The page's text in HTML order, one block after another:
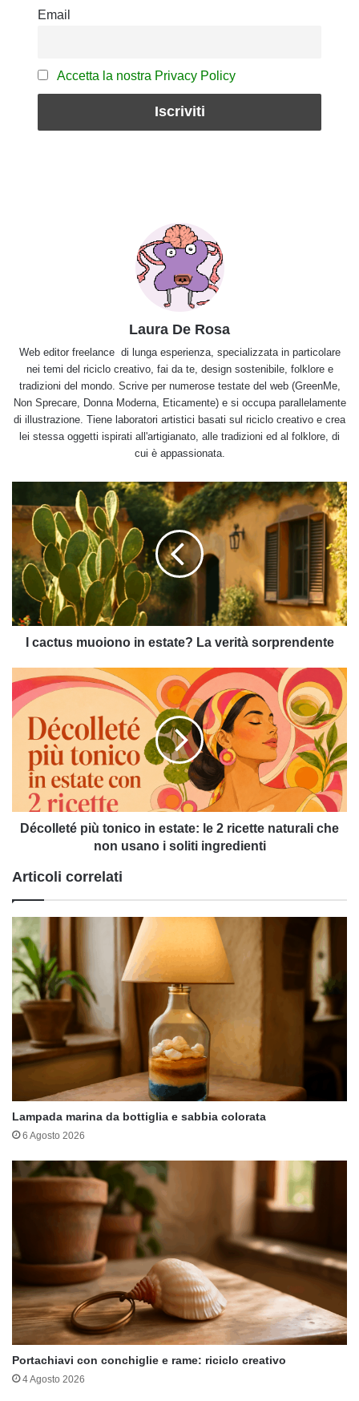
Email
Accetta la nostra Privacy Policy
Laura De Rosa
Web editor freelance di lunga esperienza, specializzata in particolare
nei temi del riciclo creativo, fai da te, design sostenibile, folklore e
tradizioni del mondo. Scrive per numerose testate del web (GreenMe,
Non Sprecare, Donna Moderna, Eticamente) e si occupa parallelamente
di illustrazione. Tiene laboratori artistici basati sul riciclo creativo e crea
lei stessa oggetti ispirati all'artigianato, alle tradizioni ed al folklore, di
cui è appassionata.
cactus
muoiono
estate?
La
verità
sorprendente
I cactus muoiono in estate? La verità sorprendente
Décolleté
più
tonico
estate:
ricette
naturali
che
i
Décolleté più tonico in estate: le 2 ricette naturali che
non usano i soliti ingredienti
Articoli correlati
Lampada marina da bottiglia e sabbia colorata
6 Agosto 2026
Portachiavi con conchiglie e rame: riciclo creativo
4 Agosto 2026